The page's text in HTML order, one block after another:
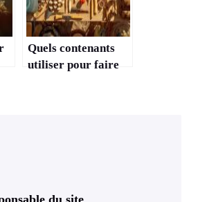
Quels contenants
utiliser pour faire
du site